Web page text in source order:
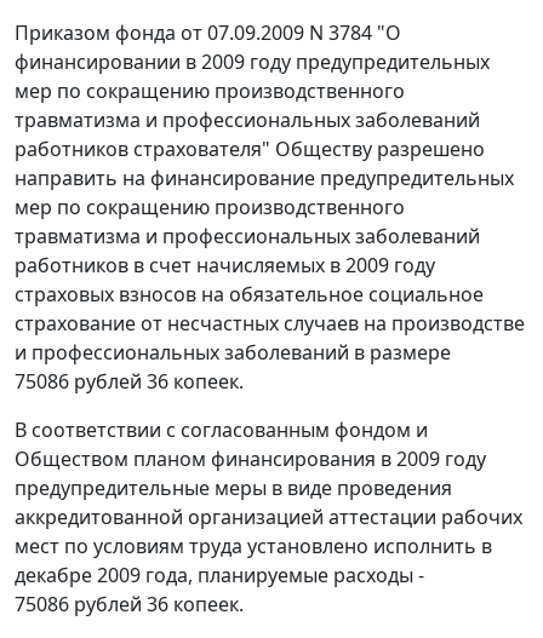
Приказом фонда от 07.09.2009 N 3784 "О
финансировании в 2009 году предупредительных
мер по сокращению производственного
травматизма и профессиональных заболеваний
работников страхователя" Обществу разрешено
направить на финансирование предупредительных
мер по сокращению производственного
травматизма и профессиональных заболеваний
работников в счет начисляемых в 2009 году
страховых взносов на обязательное социальное
страхование от несчастных случаев на производстве
и профессиональных заболеваний в размере
75086 рублей 36 копеек.
В соответствии с согласованным фондом и
Обществом планом финансирования в 2009 году
предупредительные меры в виде проведения
аккредитованной организацией аттестации рабочих
мест по условиям труда установлено исполнить в
декабре 2009 года, планируемые расходы -
75086 рублей 36 копеек.